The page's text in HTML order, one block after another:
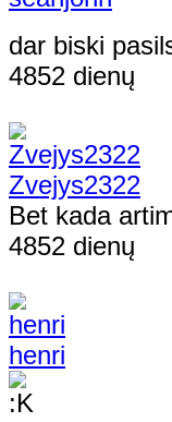
dar biski
4852 dienų
Zvejys2322
Bet kada
4852 dienų
henri